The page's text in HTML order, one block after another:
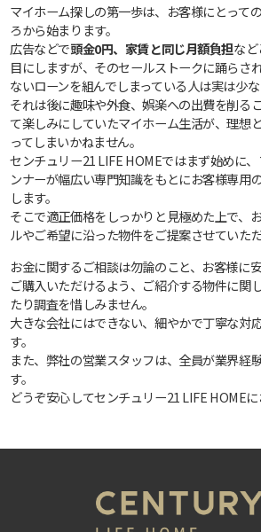
マイホーム探しの第一歩は、お客様にとって
ろから始まります。
広告などで頭金0円、家賃と同じ月額負担な
目にしますが、そのセールストークに踊らさ
ないローンを組んでしまっている人は実は少な
それは後に趣味や外食、娯楽への出費を削る
て楽しみにしていたマイホーム生活が、理想
ってしまいかねません。
センチュリー21 LIFE HOMEではまず始めに
ンナーが幅広い専門知識をもとにお客様専用
します。
そこで適正価格をしっかりと見極めた上で、
ルやご希望に沿った物件をご提案させていただ
お金に関するご相談は勿論のこと、お客様に
ご購入いただけるよう、ご紹介する物件に関
たり調査を惜しみません。
大きな会社にはできない、細やかで丁寧な対
す。
また、弊社の営業スタッフは、全員が業界経
す。
どうぞ安心してセンチュリー21 LIFE HOMEに